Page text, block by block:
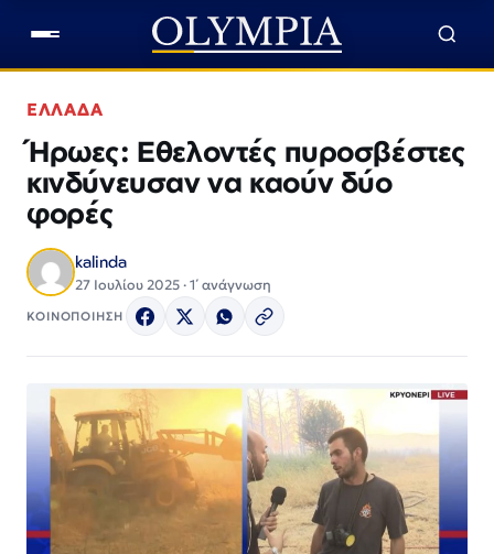
ΕΛΛΑΔΑ
Ήρωες: Εθελοντές πυροσβέστες
κινδύνευσαν να καούν δύο
φορές
kalinda
27 Ιουλίου 2025 · 1΄ ανάγνωση
ΚΟΙΝΟΠΟΙΗΣΗ